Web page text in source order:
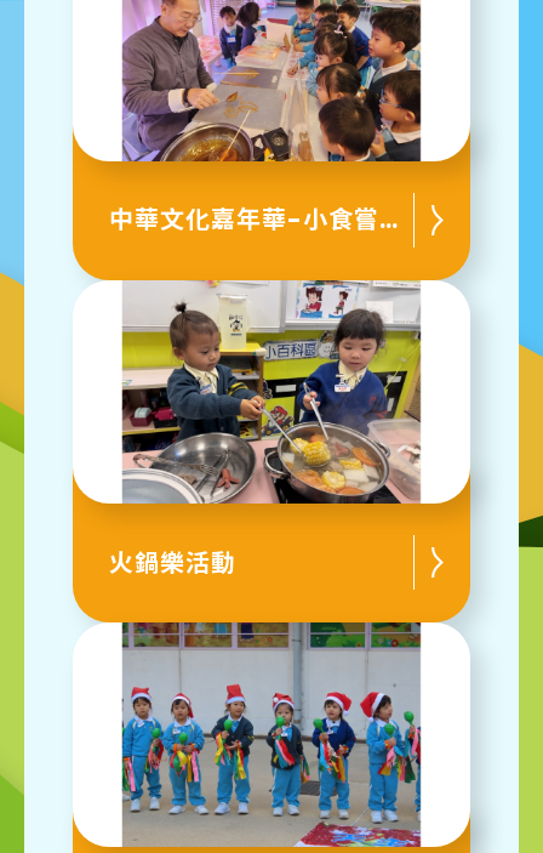
中華文化嘉年華-小食嘗試
火鍋樂活動